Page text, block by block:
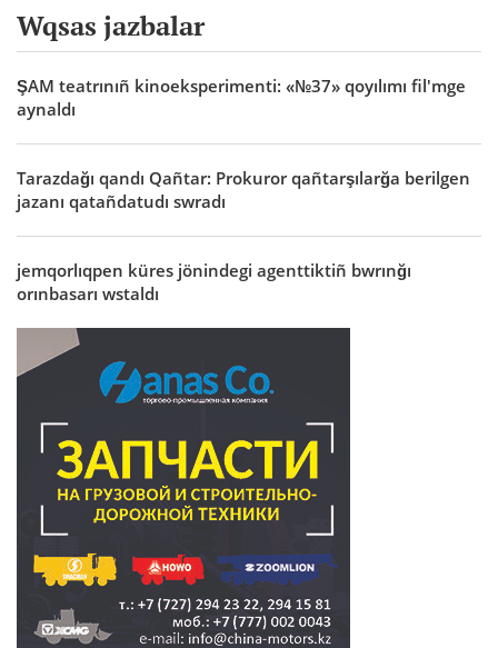
Wqsas jazbalar
ŞAM teatrınıñ kinoeksperimenti: «№37» qoyılımı fil'mge
aynaldı
Tarazdağı qandı Qañtar: Prokuror qañtarşılarğa berilgen
jazanı qatañdatudı swradı
jemqorlıqpen küres jönindegi agenttiktiñ bwrınğı
orınbasarı wstaldı